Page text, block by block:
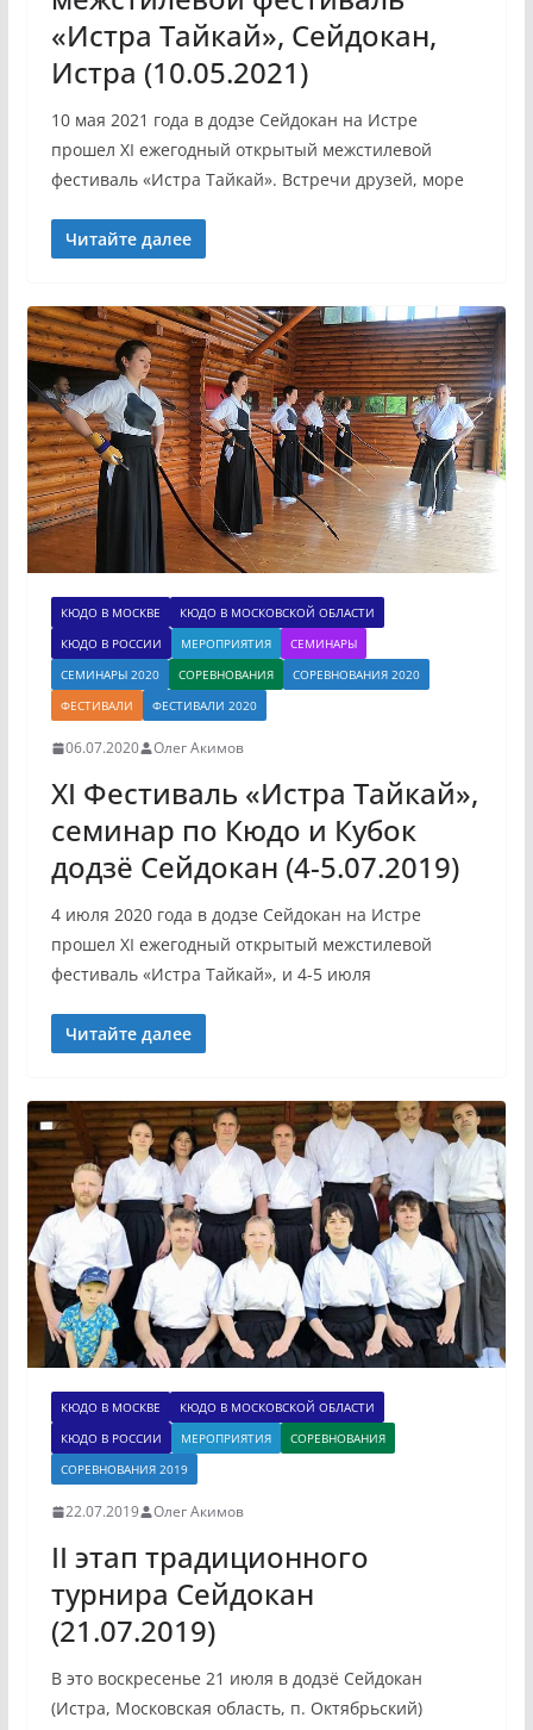
«Истра Тайкай», Сейдокан,
Истра (10.05.2021)
10 мая 2021 года в додзе Сейдокан на Истре
прошел XI ежегодный открытый межстилевой
фестиваль «Истра Тайкай». Встречи друзей, море
Читайте далее
КЮДО В МОСКВЕ
КЮДО В МОСКОВСКОЙ ОБЛАСТИ
КЮДО В РОССИИ
МЕРОПРИЯТИЯ
СЕМИНАРЫ
СЕМИНАРЫ 2020
СОРЕВНОВАНИЯ
СОРЕВНОВАНИЯ 2020
ФЕСТИВАЛИ
ФЕСТИВАЛИ 2020
06.07.2020 Олег Акимов
XI Фестиваль «Истра Тайкай»,
семинар по Кюдо и Кубок
додзё Сейдокан (4-5.07.2019)
4 июля 2020 года в додзе Сейдокан на Истре
прошел XI ежегодный открытый межстилевой
фестиваль «Истра Тайкай», и 4-5 июля
Читайте далее
КЮДО В МОСКВЕ
КЮДО В МОСКОВСКОЙ ОБЛАСТИ
КЮДО В РОССИИ
МЕРОПРИЯТИЯ
СОРЕВНОВАНИЯ
СОРЕВНОВАНИЯ 2019
22.07.2019 Олег Акимов
II этап традиционного
турнира Сейдокан
(21.07.2019)
В это воскресенье 21 июля в додзё Сейдокан
(Истра, Московская область, п. Октябрьский)